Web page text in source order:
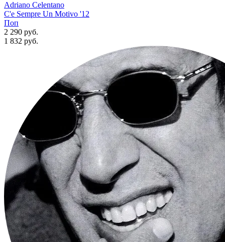
Adriano Celentano
C'e Sempre Un Motivo '12
Поп
2 290 руб.
1 832 руб.